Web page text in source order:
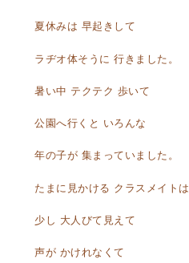
夏休みは 早起きして
ラヂオ体そうに 行きました。
暑い中 テクテク 歩いて
公園へ行くと いろんな
年の子が 集まっていました。
たまに見かける クラスメイトは
少し 大人びて見えて
声が かけれなくて